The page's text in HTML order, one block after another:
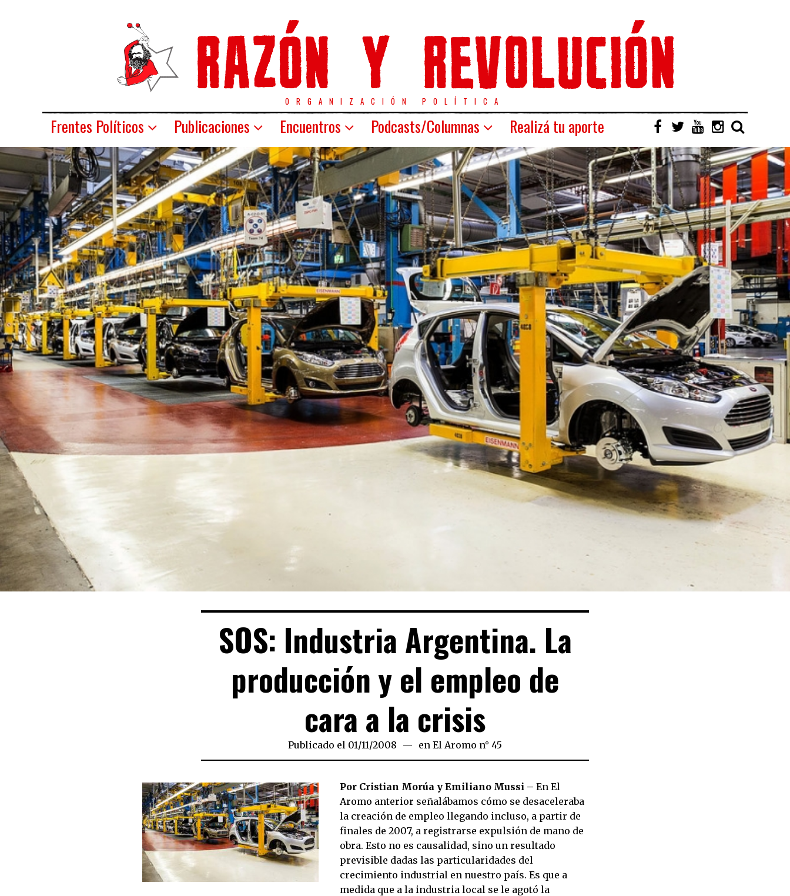
ORGANIZACIÓN POLÍTICA
Frentes Políticos Publicaciones Encuentros Podcasts/Columnas Realizá tu aporte
SOS: Industria Argentina. La
producción y el empleo de
cara a la crisis
Publicado el 01/11/2008 25/03/2020
en El Aromo n° 45
Por Cristian Morúa y Emiliano Mussi – En El
Aromo anterior señalábamos cómo se desaceleraba
la creación de empleo llegando incluso, a partir de
finales de 2007, a registrarse expulsión de mano de
obra. Esto no es causalidad, sino un resultado
previsible dadas las particularidades del
crecimiento industrial en nuestro país. Es que a
medida que a la industria local se le agotó la